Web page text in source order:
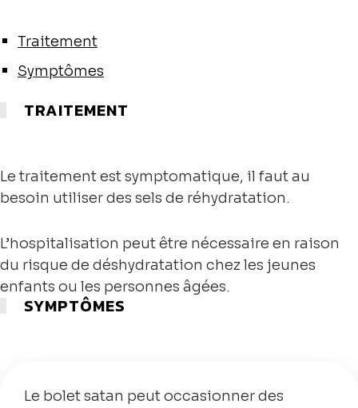
Traitement
Symptômes
TRAITEMENT
Le traitement est symptomatique, il faut au
besoin utiliser des sels de réhydratation.
L’hospitalisation peut être nécessaire en raison
du risque de déshydratation chez les jeunes
enfants ou les personnes âgées.
SYMPTÔMES
Le bolet satan peut occasionner des